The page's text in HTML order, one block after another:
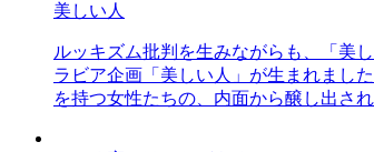
美しい人
ルッキズム批判を生みながらも、「美
ラビア企画「美しい人」が生まれまし
を持つ女性たちの、内面から醸し出さ